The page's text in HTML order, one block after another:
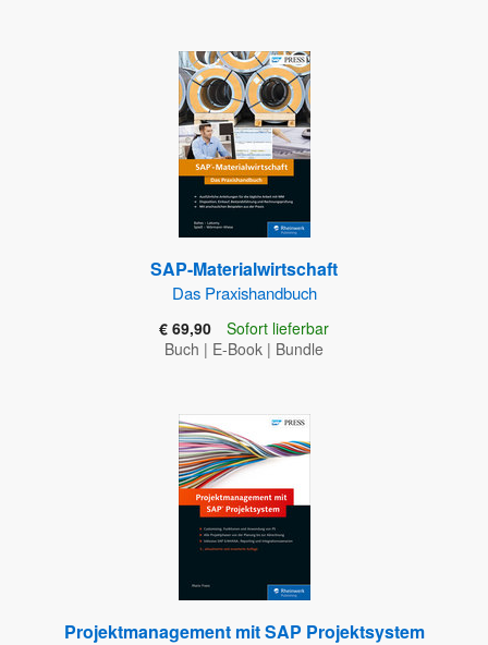
SAP-Materialwirtschaft
Das Praxishandbuch
€ 69,90
Sofort lieferbar
Buch | E-Book | Bundle
Projektmanagement mit SAP Projektsystem